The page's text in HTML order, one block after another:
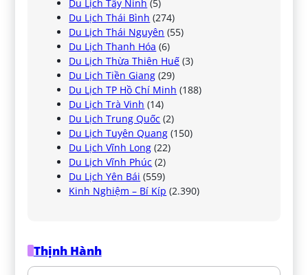
Du Lịch Tây Ninh (5)
Du Lịch Thái Bình (274)
Du Lịch Thái Nguyên (55)
Du Lịch Thanh Hóa (6)
Du Lịch Thừa Thiên Huế (3)
Du Lịch Tiền Giang (29)
Du Lịch TP Hồ Chí Minh (188)
Du Lịch Trà Vinh (14)
Du Lịch Trung Quốc (2)
Du Lịch Tuyên Quang (150)
Du Lịch Vĩnh Long (22)
Du Lịch Vĩnh Phúc (2)
Du Lịch Yên Bái (559)
Kinh Nghiệm – Bí Kíp (2.390)
Thịnh Hành